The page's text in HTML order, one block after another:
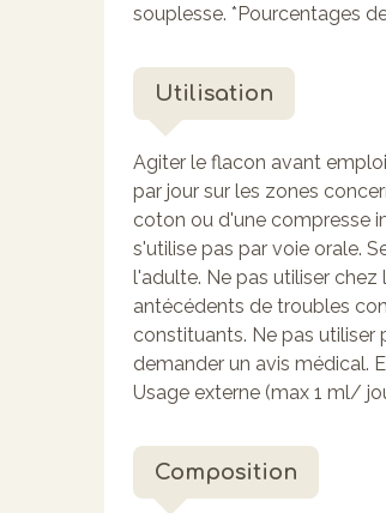
souplesse. *Pourcentages
Utilisation
Agiter le flacon avant
par jour sur les zones
coton ou d'une compresse
s'utilise pas par voie orale.
l'adulte. Ne pas utiliser
antécédents de troubles
constituants. Ne pas utiliser
demander un avis médical.
Usage externe (max 1 ml/
Composition